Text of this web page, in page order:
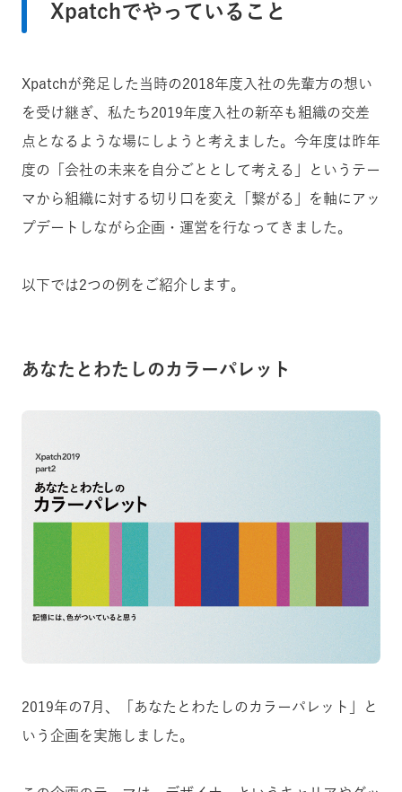
Xpatchでやっていること
Xpatchが発足した当時の2018年度入社の先輩方の想い
を受け継ぎ、私たち2019年度入社の新卒も組織の交差
点となるような場にしようと考えました。今年度は昨年
度の「 会社の未来を自分ごととして考える
」というテー
マから組織に対する切り口を変え「繋がる」を軸にアッ
プデートしながら企画・運営を行なってきました。
以下では2つの例をご紹介します。
あなたとわたしのカラーパレット
2019年の7月、「あなたとわたしのカラーパレット」と
いう企画を実施しました。